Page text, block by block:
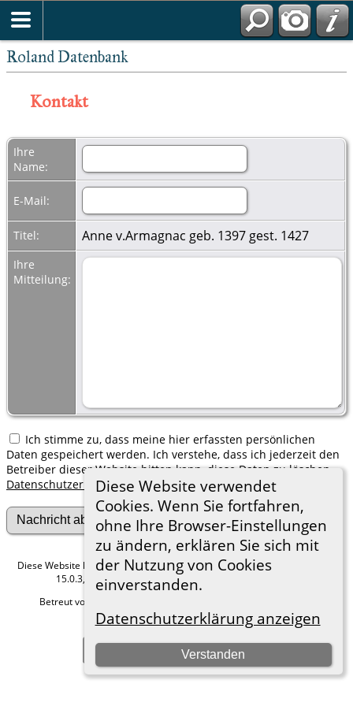
Roland Datenbank
Diese Website verwendet
Cookies. Wenn Sie fortfahren,
ohne Ihre Browser-Einstellungen
zu ändern, erklären Sie sich mit
der Nutzung von Cookies
einverstanden.
Datenschutzerklärung anzeigen
Verstanden
Kontakt
Ihre
Name:
E-Mail:
Titel: Anne v.Armagnac geb. 1397 gest. 1427
Ihre
Mitteilung:
Ich stimme zu, dass meine hier erfassten persönlichen
Daten gespeichert werden. Ich verstehe, dass ich jederzeit den
Betreiber dieser Website bitten kann, diese Daten zu löschen.
Datenschutzerklärung
Diese Website läuft mit The Next Generation of Genealogy Sitebuilding
15.0.3, programmiert von Darrin Lythgoe © 2001-2026.
Betreut von
Hier geht es zum Impressum
Zur Desktop-Webseite wechseln